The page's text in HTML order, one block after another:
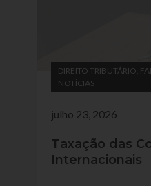
DIREITO TRIBUTÁRIO
NOTÍCIAS
julho 23, 2026
Taxação das
Internacionais